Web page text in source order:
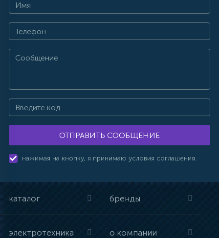
ОТПРАВИТЬ СООБЩЕНИЕ
нажимая на кнопку, я принимаю условия соглашения.
каталог бренды
электротехника о компании